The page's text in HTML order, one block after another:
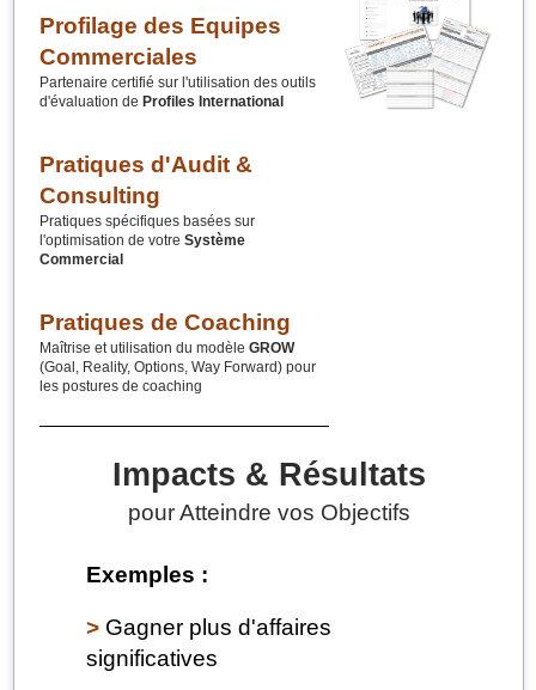
Profilage des Equipes
Commerciales
Partenaire certifié sur l'utilisation des outils
d'évaluation de Profiles International
Pratiques d'Audit &
Consulting
Pratiques spécifiques basées sur
l'optimisation de votre Système
Commercial
Pratiques de Coaching
Maîtrise et utilisation du modèle GROW
(Goal, Reality, Options, Way Forward) pour
les postures de coaching
Impacts & Résultats
pour Atteindre vos Objectifs
Exemples :
>Gagner plus d'affaires
significatives